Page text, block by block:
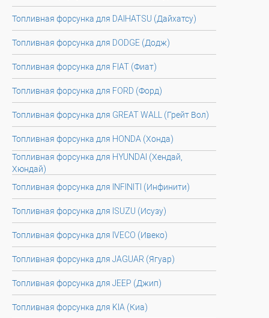
Топливная форсунка для DAIHATSU (Дайхатсу)
Топливная форсунка для DODGE (Додж)
Топливная форсунка для FIAT (Фиат)
Топливная форсунка для FORD (Форд)
Топливная форсунка для GREAT WALL (Грейт Вол)
Топливная форсунка для HONDA (Хонда)
Топливная форсунка для HYUNDAI (Хендай,
Хюндай)
Топливная форсунка для INFINITI (Инфинити)
Топливная форсунка для ISUZU (Исузу)
Топливная форсунка для IVECO (Ивеко)
Топливная форсунка для JAGUAR (Ягуар)
Топливная форсунка для JEEP (Джип)
Топливная форсунка для KIA (Киа)